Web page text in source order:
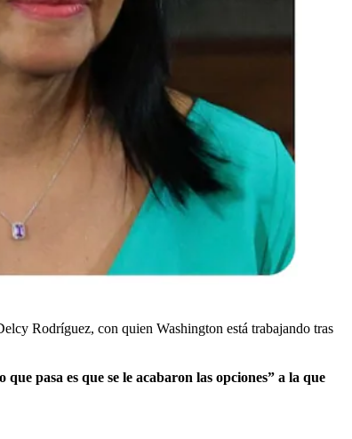
Rodríguez, con quien Washington está trabajando tras
que pasa es que se le acabaron las opciones” a la que